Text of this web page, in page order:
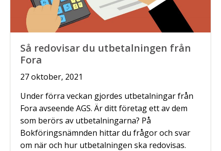
Så redovisar du utbetalningen från
Fora
27 oktober, 2021
Under förra veckan gjordes utbetalningar från
Fora avseende AGS. Är ditt företag ett av dem
som berörs av utbetalningarna? På
Bokföringsnämnden hittar du frågor och svar
om när och hur utbetalningen ska redovisas.